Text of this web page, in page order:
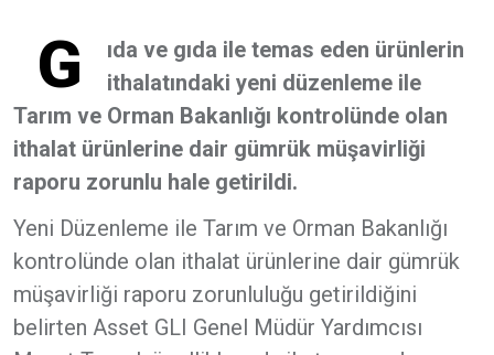
G
ıda ve gıda ile temas eden ürünlerin
ithalatındaki yeni düzenleme ile
Tarım ve Orman Bakanlığı kontrolünde olan
ithalat ürünlerine dair gümrük müşavirliği
raporu zorunlu hale getirildi.
Yeni Düzenleme ile Tarım ve Orman Bakanlığı
kontrolünde olan ithalat ürünlerine dair gümrük
müşavirliği raporu zorunluluğu getirildiğini
belirten Asset GLI Genel Müdür Yardımcısı